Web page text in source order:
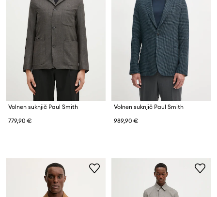
Volnen suknjič Paul Smith
779,90 €
Volnen suknjič Paul Smith
989,90 €